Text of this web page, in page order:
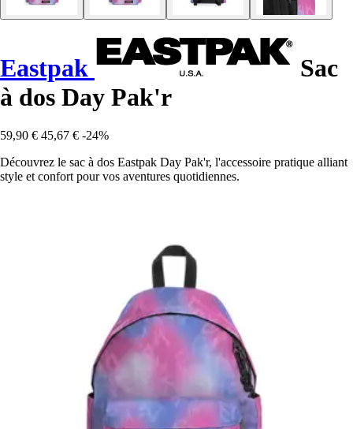
Eastpak
Sac
à dos Day Pak'r
59,90 € 45,67 € -24%
Découvrez le sac à dos Eastpak Day Pak'r, l'accessoire pratique alliant
style et confort pour vos aventures quotidiennes.